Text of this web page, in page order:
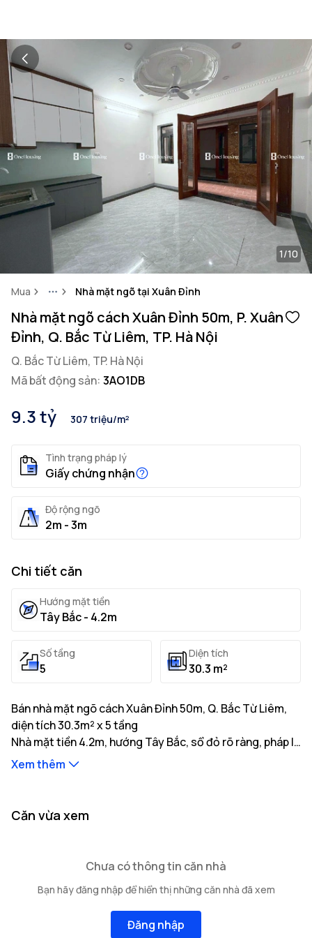
Mua MoreNhà mặt ngõ tại Xuân Đỉnh
1/10
Nhà mặt ngõ cách Xuân Đỉnh 50m, P. Xuân
Đỉnh, Q. Bắc Từ Liêm, TP. Hà Nội
Q. Bắc Từ Liêm, TP. Hà Nội
Mã bất động sản: 3AO1DB
9.3 tỷ 307 triệu/m²
Tình trạng pháp lý
Giấy chứng nhận
Độ rộng ngõ
2m - 3m
Chi tiết căn
Hướng mặt tiền
Tây Bắc - 4.2m
Số tầng
5
Diện tích
30.3 m²
Bán nhà mặt ngõ cách Xuân Đỉnh 50m, Q. Bắc Từ Liêm,
diện tích 30.3m² x 5 tầng
Nhà mặt tiền 4.2m, hướng Tây Bắc, sổ đỏ rõ ràng, pháp lý
minh bạch, giá tốt. Liên hệ gặp ngay chủ nhà.
tích xây dựng 150m²
Nhà mặt tiền 4.2m, hướng Tây Bắc, độ rộng ngõ tiếp
Vị trí nhà nằm tại tuyến đường Xuân Đỉnh với
nhiều trường học, bệnh viện và tiện ích xung quanh.
Xem thêm
Căn vừa xem
Chưa có thông tin căn nhà
Bạn hãy đăng nhập để hiển thị những căn nhà đã xem
Đăng nhập